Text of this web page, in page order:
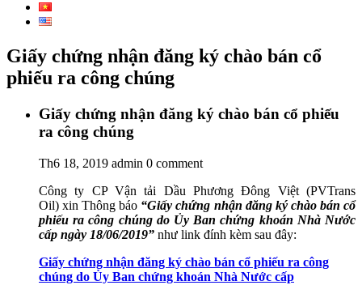
Giấy chứng nhận đăng ký chào bán cổ
phiếu ra công chúng
Giấy chứng nhận đăng ký chào bán cổ phiếu
ra công chúng
Th6 18, 2019 admin 0 comment
Công ty CP Vận tải Dầu Phương Đông Việt (PVTrans
Oil) xin Thông báo “Giấy chứng nhận đăng ký chào bán cổ
phiếu ra công chúng do Ủy Ban chứng khoán Nhà Nước
cấp ngày 18/06/2019” như link đính kèm sau đây:
Giấy chứng nhận đăng ký chào bán cổ phiếu ra công
chúng do Ủy Ban chứng khoán Nhà Nước cấp